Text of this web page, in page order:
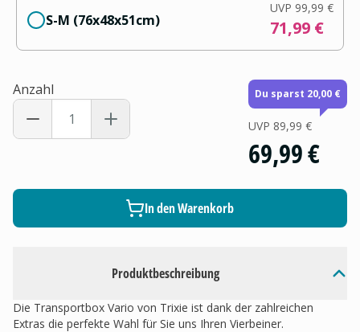
Produktbeschreibung
Die Transportbox Vario von Trixie ist dank der zahlreichen
Extras die perfekte Wahl für Sie uns Ihren Vierbeiner.
S-M (76x48x51cm)
UVP 99,99 €
71,99 €
Anzahl Du sparst 20,00 €
UVP 89,99 €
69,99 €
In den Warenkorb